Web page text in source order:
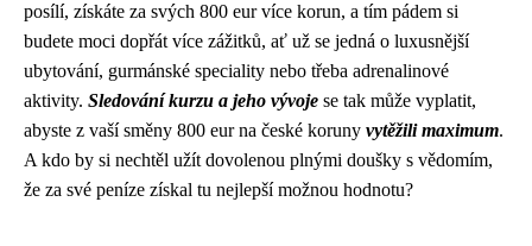
posílí, získáte za svých 800 eur více korun, a tím pádem si
budete moci dopřát více zážitků, ať už se jedná o luxusnější
ubytování, gurmánské speciality nebo třeba adrenalinové
aktivity. Sledování kurzu a jeho vývoje se tak může vyplatit,
abyste z vaší směny 800 eur na české koruny vytěžili maximum.
A kdo by si nechtěl užít dovolenou plnými doušky s vědomím,
že za své peníze získal tu nejlepší možnou hodnotu?